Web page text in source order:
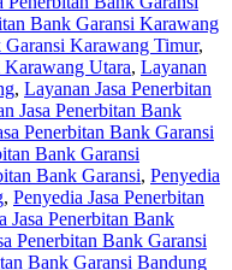
Bank Garansi Karawang
Garansi Karawang Timur,
Karawang Utara, Layanan
, Layanan Jasa Penerbitan
Jasa Penerbitan Bank
Penerbitan Bank Garansi
Bank Garansi
Bank Garansi, Penyedia
, Penyedia Jasa Penerbitan
Jasa Penerbitan Bank
Penerbitan Bank Garansi
Bank Garansi Bandung